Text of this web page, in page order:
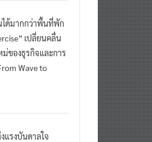
ได้มากกว่าพื้นที่พัก
เปลี่ยนคลื่น
ม่ของธุรกิจและการ
Wave to
แรงบันดาลใจ